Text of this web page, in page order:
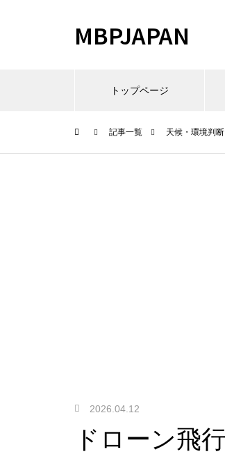
MBPJAPAN
トップページ
記事一覧 天候・環境判断
2026.04.12
ドローン飛